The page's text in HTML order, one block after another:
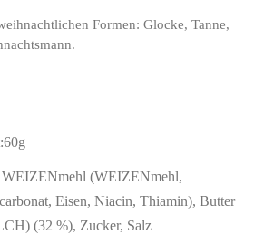
Formen: Glocke, Tanne,
WEIZENmehl (WEIZENmehl,
Eisen, Niacin, Thiamin), Butter
(32 %), Zucker, Salz